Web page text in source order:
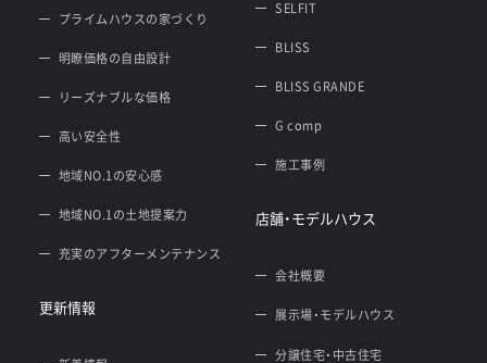
プライムハウスの家づくり
明瞭価格の自由設計
リーズナブルな価格
高い安全性
地域NO.1の安心感
地域NO.1の土地提案力
充実のアフターメンテナンス
更新情報
SELFIT
BLISS
BLISS GRANDE
G comp
施工事例
店舗・モデルハウス
会社概要
展示場・モデルハウス
分譲住宅・中古住宅